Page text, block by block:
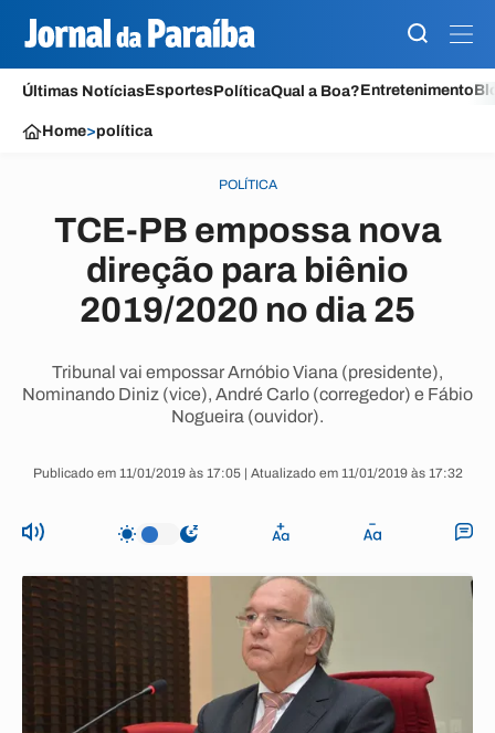
Últimas NotíciasEsportesPolíticaQual a Boa?Entretenimento
Home>política
POLÍTICA
TCE-PB empossa nova
direção para biênio
2019/2020 no dia 25
Tribunal vai empossar Arnóbio Viana (presidente),
Nominando Diniz (vice), André Carlo (corregedor) e Fábio
Nogueira (ouvidor).
Publicado em 11/01/2019 às 17:05 | Atualizado em 11/01/2019 às 17:32